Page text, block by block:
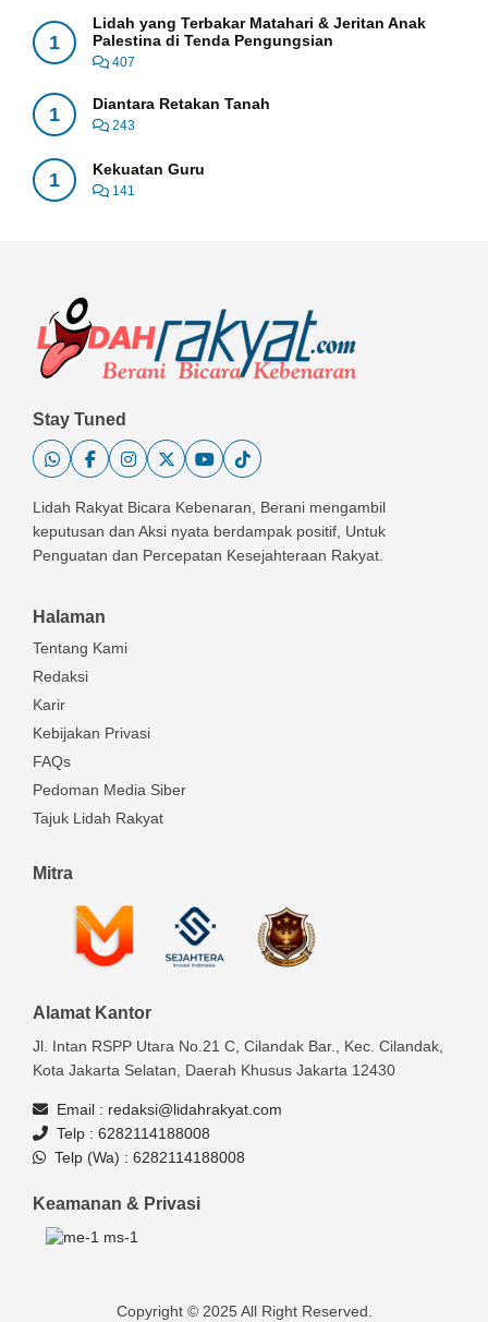
1
Lidah yang Terbakar Matahari & Jeritan Anak
Palestina di Tenda Pengungsian
407
1 Diantara Retakan Tanah
243
1 Kekuatan Guru
141
Stay Tuned
Lidah Rakyat Bicara Kebenaran, Berani mengambil
keputusan dan Aksi nyata berdampak positif, Untuk
Penguatan dan Percepatan Kesejahteraan Rakyat.
Halaman
Tentang Kami
Redaksi
Karir
Kebijakan Privasi
FAQs
Pedoman Media Siber
Tajuk Lidah Rakyat
Mitra
Alamat Kantor
Jl. Intan RSPP Utara No.21 C, Cilandak Bar., Kec. Cilandak,
Kota Jakarta Selatan, Daerah Khusus Jakarta 12430
Email : redaksi@lidahrakyat.com
Telp : 6282114188008
Telp (Wa) : 6282114188008
Keamanan & Privasi
Copyright © 2025 All Right Reserved.